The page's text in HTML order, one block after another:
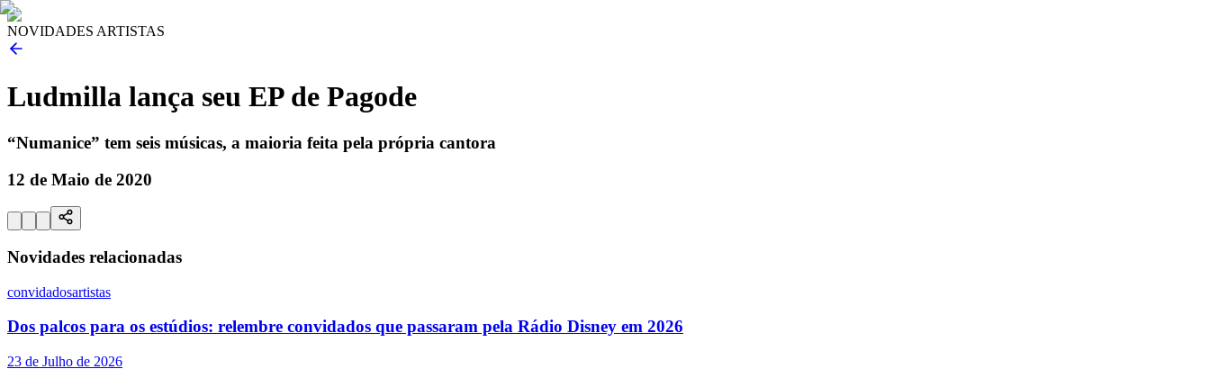
NOVIDADES ARTISTAS
Ludmilla lança seu EP de Pagode
“Numanice” tem seis músicas, a maioria feita pela própria cantora
12 de Maio de 2020
Novidades relacionadas
convidadosartistas
Dos palcos para os estúdios: relembre convidados que passaram pela Rádio Disney em 2026
23 de Julho de 2026